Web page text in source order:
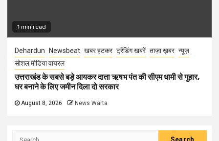
1 min read
Dehardun Newsbeat खबर हटकर ट्रेंडिंग खबरें ताज़ा ख़बर न्यूज़
सोशल मीडिया वायरल
उत्तराखंड के सबसे बड़े आयकर दाता ऋषभ पंत की सीएम धामी से गुहार,
घर बनाने के लिए जमीन दिला दो सरकार
August 8, 2026 News Warta
Search